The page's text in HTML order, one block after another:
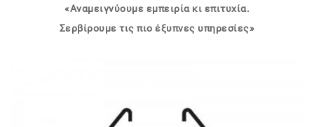
«Αναμειγνύουμε εμπειρία κι επιτυχία.
Σερβίρουμε τις πιο έξυπνες υπηρεσίες»